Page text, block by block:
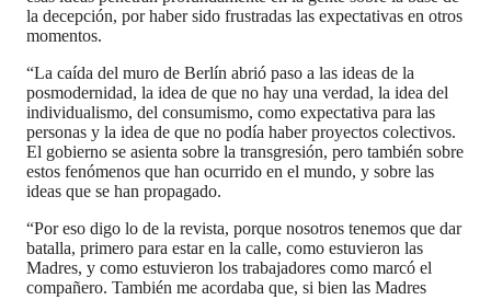
la decepción, por haber sido frustradas las expectativas en otros
momentos.
“La caída del muro de Berlín abrió paso a las ideas de la
posmodernidad, la idea de que no hay una verdad, la idea del
individualismo, del consumismo, como expectativa para las
personas y la idea de que no podía haber proyectos colectivos.
El gobierno se asienta sobre la transgresión, pero también sobre
estos fenómenos que han ocurrido en el mundo, y sobre las
ideas que se han propagado.
“Por eso digo lo de la revista, porque nosotros tenemos que dar
batalla, primero para estar en la calle, como estuvieron las
Madres, y como estuvieron los trabajadores como marcó el
compañero. También me acordaba que, si bien las Madres